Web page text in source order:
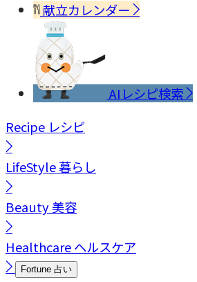
献立カレンダー
AIレシピ検索
Recipe レシピ
LifeStyle暮らし
Beauty美容
Healthcareヘルスケア
Fortune 占い